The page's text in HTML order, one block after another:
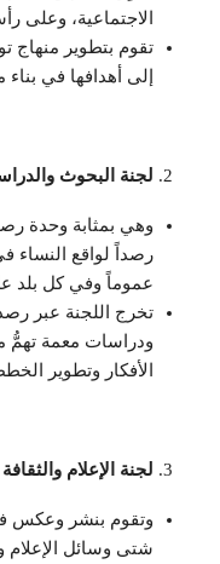
الاجتماعية، وعلى
تقوم بتطوير
إلى أهدافها في
لجنة البحوث
وهي بمثابة وحدة
رصداً لواقع النساء
عموماً وفي كل بلد
تخرج اللجنة عبر
ودراسات معمة تهمُّ
الأفكار وتطوير
لجنة الإعلام
وتقوم بنشر وعكس
شتى وسائل الإعلام